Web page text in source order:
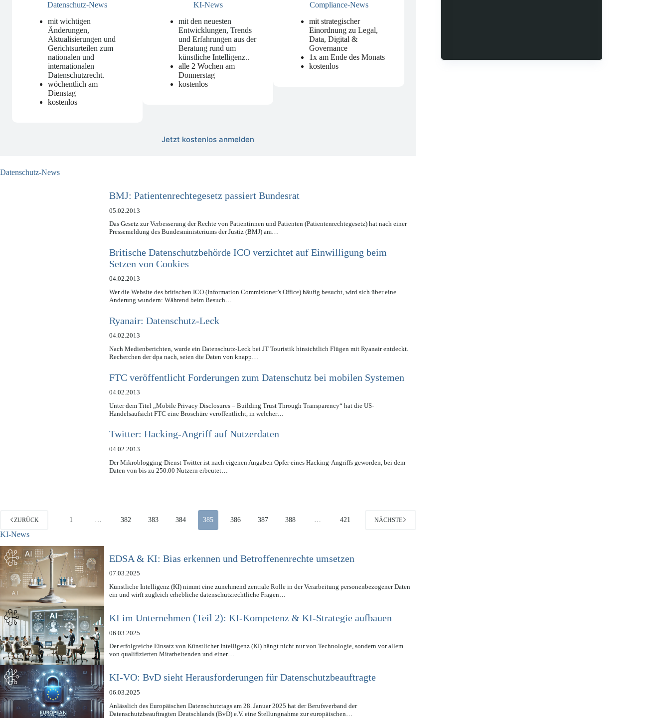
Datenschutz-News
mit wichtigen
Änderungen,
Aktualisierungen und
Gerichtsurteilen zum
nationalen und
internationalen
Datenschutzrecht.
wöchentlich am
Dienstag
kostenlos
KI-News
mit den neuesten
Entwicklungen, Trends
und Erfahrungen aus der
Beratung rund um
künstliche Intelligenz..
alle 2 Wochen am
Donnerstag
kostenlos
Compliance-News
mit strategischer
Einordnung zu Legal,
Data, Digital &
Governance
1x am Ende des Monats
kostenlos
Jetzt kostenlos anmelden
Datenschutz-News
BMJ: Patientenrechtegesetz passiert Bundesrat
05.02.2013
Das Gesetz zur Verbesserung der Rechte von Patientinnen und Patienten (Patientenrechtegesetz) hat nach einer
Pressemeldung des Bundesministeriums der Justiz (BMJ) am…
Britische Datenschutzbehörde ICO verzichtet auf Einwilligung beim
Setzen von Cookies
04.02.2013
Wer die Website des britischen ICO (Information Commisioner’s Office) häufig besucht, wird sich über eine
Änderung wundern: Während beim Besuch…
Ryanair: Datenschutz-Leck
04.02.2013
Nach Medienberichten, wurde ein Datenschutz-Leck bei JT Touristik hinsichtlich Flügen mit Ryanair entdeckt.
Recherchen der dpa nach, seien die Daten von knapp…
FTC veröffentlicht Forderungen zum Datenschutz bei mobilen Systemen
04.02.2013
Unter dem Titel „Mobile Privacy Disclosures – Building Trust Through Transparency“ hat die US-
Handelsaufsicht FTC eine Broschüre veröffentlicht, in welcher…
Twitter: Hacking-Angriff auf Nutzerdaten
04.02.2013
Der Mikroblogging-Dienst Twitter ist nach eigenen Angaben Opfer eines Hacking-Angriffs geworden, bei dem
Daten von bis zu 250.00 Nutzern erbeutet…
ZURÜCK 1 382 383 384 385 386 387 388 421 NÄCHSTE
KI-News
EDSA & KI: Bias erkennen und Betroffenenrechte umsetzen
07.03.2025
Künstliche Intelligenz (KI) nimmt eine zunehmend zentrale Rolle in der Verarbeitung personenbezogener Daten
ein und wirft zugleich erhebliche datenschutzrechtliche Fragen…
KI im Unternehmen (Teil 2): KI-Kompetenz & KI-Strategie aufbauen
06.03.2025
Der erfolgreiche Einsatz von Künstlicher Intelligenz (KI) hängt nicht nur von Technologie, sondern vor allem
von qualifizierten Mitarbeitenden und einer…
KI-VO: BvD sieht Herausforderungen für Datenschutzbeauftragte
06.03.2025
Anlässlich des Europäischen Datenschutztags am 28. Januar 2025 hat der Berufsverband der
Datenschutzbeauftragten Deutschlands (BvD) e.V. eine Stellungnahme zur europäischen…